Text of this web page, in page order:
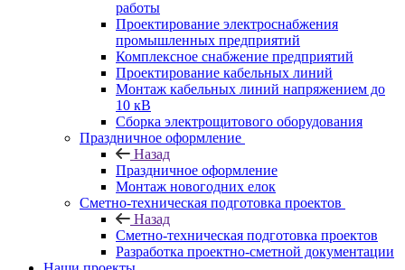
работы
Проектирование электроснабжения
промышленных предприятий
Комплексное снабжение предприятий
Проектирование кабельных линий
Монтаж кабельных линий напряжением до
10 кВ
Сборка электрощитового оборудования
Праздничное оформление
Назад
Праздничное оформление
Монтаж новогодних елок
Сметно-техническая подготовка проектов
Назад
Сметно-техническая подготовка проектов
Разработка проектно-сметной документации